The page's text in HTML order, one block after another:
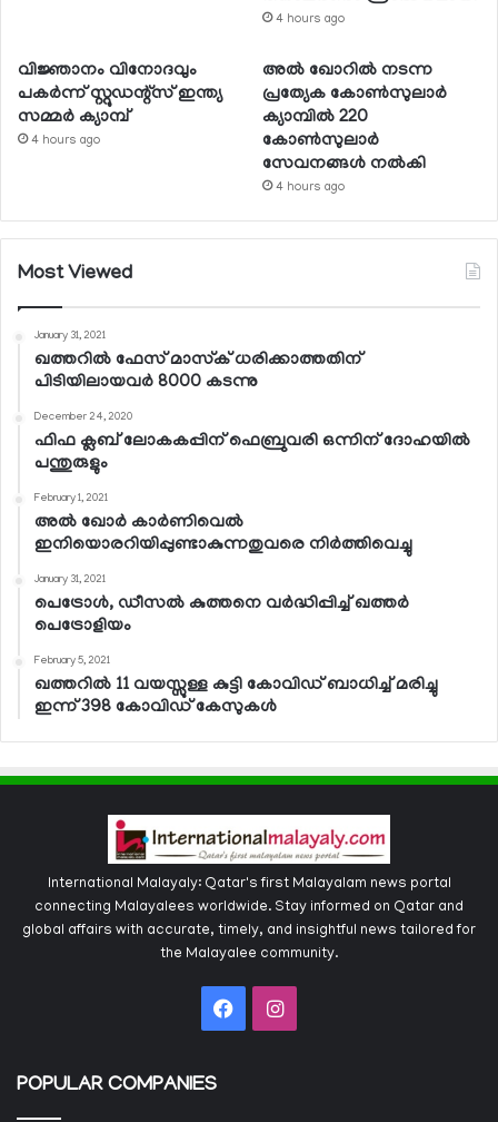
4 hours ago
വിജ്ഞാനം വിനോദവും
പകര്‍ന്ന് സ്റ്റുഡന്റ്‌സ് ഇന്ത്യ
സമ്മര്‍ ക്യാമ്പ്
4 hours ago
അല്‍ ഖോറില്‍ നടന്ന
പ്രത്യേക കോണ്‍സുലാര്‍
ക്യാമ്പില്‍ 220
കോണ്‍സുലാര്‍
സേവനങ്ങള്‍ നല്‍കി
4 hours ago
Most Viewed
January 31, 2021
ഖത്തറില്‍ ഫേസ് മാസ്‌ക് ധരിക്കാത്തതിന്
പിടിയിലായവര്‍ 8000 കടന്നു
December 24, 2020
ഫിഫ ക്ലബ് ലോകകപ്പിന് ഫെബ്രുവരി ഒന്നിന് ദോഹയില്‍
പന്തുരുളും
February 1, 2021
അല്‍ ഖോര്‍ കാര്‍ണിവെല്‍
ഇനിയൊരറിയിപ്പുണ്ടാകുന്നതുവരെ നിര്‍ത്തിവെച്ചു
January 31, 2021
പെട്രോള്‍, ഡീസല്‍ കുത്തനെ വര്‍ദ്ധിപ്പിച്ച് ഖത്തര്‍
പെട്രോളിയം
February 5, 2021
ഖത്തറില്‍ 11 വയസ്സുള്ള കുട്ടി കോവിഡ് ബാധിച്ച് മരിച്ചു
ഇന്ന് 398 കോവിഡ് കേസുകള്‍
International Malayaly: Qatar's first Malayalam news portal
connecting Malayalees worldwide. Stay informed on Qatar and
global affairs with accurate, timely, and insightful news tailored for
the Malayalee community.
FacebookInstagram
POPULAR COMPANIES